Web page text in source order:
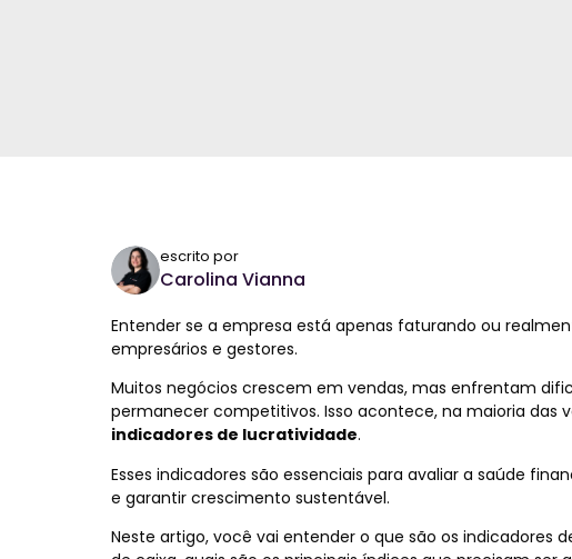
escrito por
Carolina Vianna
Entender se a empresa está apenas faturando ou
empresários e gestores.
Muitos negócios crescem em vendas, mas enfrentam
permanecer competitivos. Isso acontece, na maioria das
indicadores de lucratividade.
Esses indicadores são essenciais para avaliar a saúde
e garantir crescimento sustentável.
Neste artigo, você vai entender o que são os indicadores